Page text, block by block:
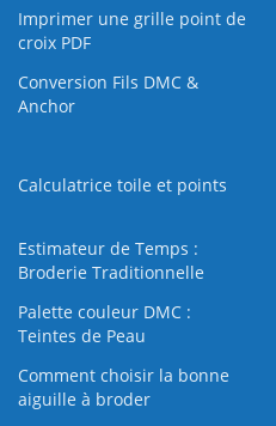
Imprimer une grille point de
croix PDF
Conversion Fils DMC &
Anchor
Calculatrice toile et points
Estimateur de Temps :
Broderie Traditionnelle
Palette couleur DMC :
Teintes de Peau
Comment choisir la bonne
aiguille à broder